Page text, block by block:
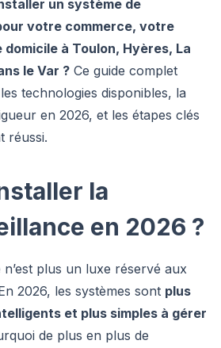
un système de
votre commerce, votre
à Toulon, Hyères, La
le Var ? Ce guide complet
technologies disponibles, la
en 2026, et les étapes clés
réussi.
la
en 2026 ?
plus un luxe réservé aux
2026, les systèmes sont plus
et plus simples à gérer
de plus en plus de
puis-je vous aider ?